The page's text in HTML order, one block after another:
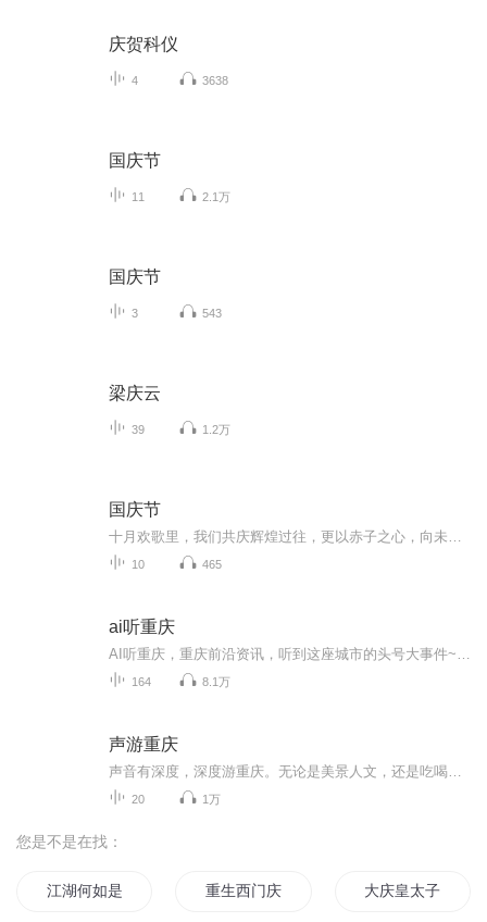
庆贺科仪
4 3638
国庆节
11 2.1万
国庆节
3 543
梁庆云
39 1.2万
国庆节
10 465
ai听重庆
164 8.1万
声游重庆
20 1万
您是不是在找：
江湖何如是 重生西门庆 大庆皇太子